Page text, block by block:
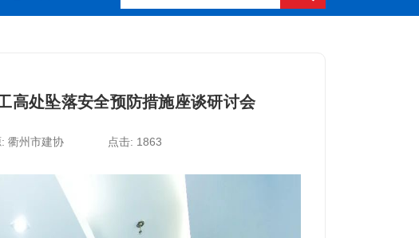
处坠落安全预防措施座谈研讨会
衢州市建协 点击: 1863